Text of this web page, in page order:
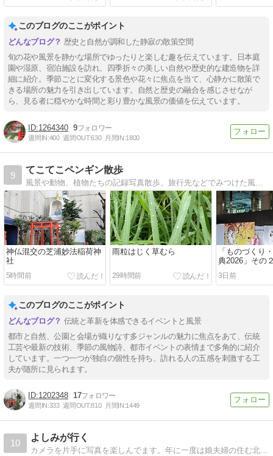
このブログのここがポイント
歴史と自然が調和した静寂の散策空間
旬の花や風景を静かな場所でゆったりと楽しむ趣を伝えています。日本庭
園や湿原、宿泊施設を訪れ、四季折々の美しい自然や歴史的な建造物を詳
細に紹介。季節ごとに変化する景色や花々に焦点を当て、心静かに散策で
きる場所の魅力を引き出しています。自然と歴史の融合を感じさせなが
ら、見る者に穏やかな時間と彩り豊かな風景の価値を伝えています。
1264340 9
週間IN:400 週間OUT:630 月間IN:1800
9
てこてこペンギン散歩
神仏混交の芝浦妙法稲荷神
社
5時間前
雨粒はじく草むら
29時間前
「ものづくり
典2026」その
3日前
このブログのここがポイント
伝統と革新を体感できるイベントと風景
都市と自然、公園と会場が織りなす多ジャンルの魅力に焦点をあて、伝統
工芸や最新の技術、季節の風物詩、都市イベントの表情まで多角的に紹介
しています。一つ一つが独自の個性を持ち、訪れる人の五感を刺激する工
夫が随所に見られます。
1202348 17
週間IN:333 週間OUT:810 月間IN:1449
10
よしみが行く
カメラを片手に写真を楽しんでます。年に一度は娘夫婦の住む北海道に遊びに行ったり 気ままな日々を綴っています